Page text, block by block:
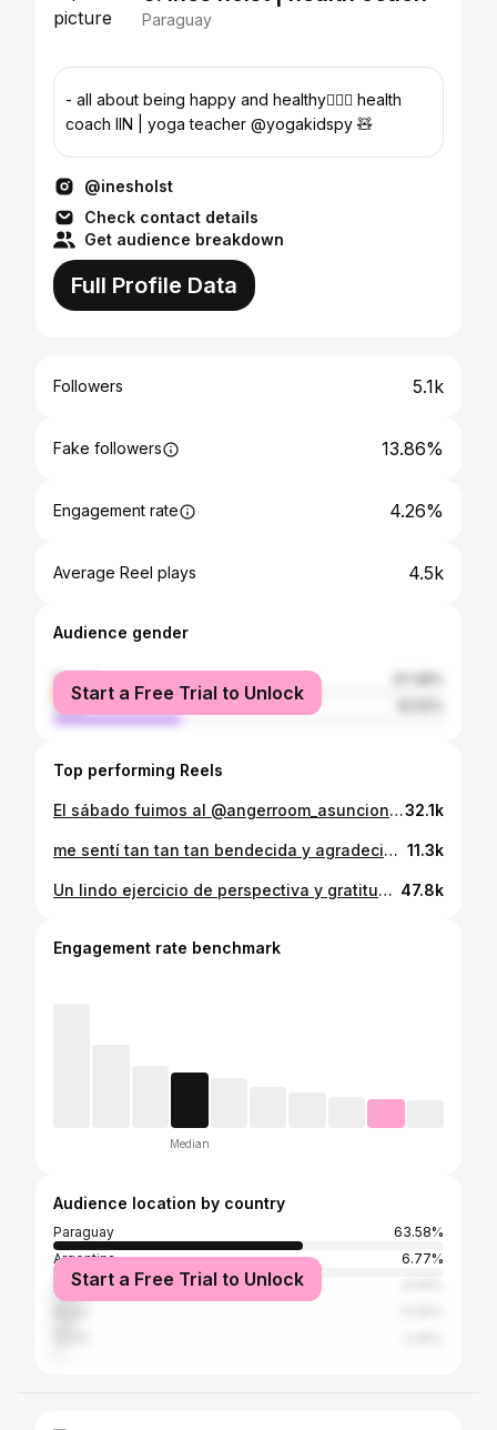
Paraguay
- all about being happy and healthy🧚🏼‍♀️ health
coach IIN | yoga teacher @yogakidspy 🧸
@inesholst
Check contact details
Get audience breakdown
Full Profile Data
Followers 5.1k
Fake followers 13.86%
Engagement rate 4.26%
Average Reel plays 4.5k
Audience gender
female
male
Start a Free Trial to Unlock
Top performing Reels
El sábado fuimos al @angerroom_asuncion ❤️‍🔥😤 a romper toooodo escuchar Olivia Rodrigo y soltar tooodas las tensiones, rabia y estrés!! 🧚🏼‍♀️😌✌🏼☮️🕊️ Pero fuera de bola esta bueniiisimo para liberar tensiones, emociones fuertes y regular un poco el sistema nervioso!! #regulacionemocional 🤣🤣 #angerroom #rageroom #angerroompy #stressrelief #paraguay #asuncion #angerroom #angerrompy #stressrelief #regulacionemocional #rageroom #soltar32.1k
me sentí tan tan tan bendecida y agradecida 🥹😭❤️‍🩹#costarica #solotravel #viajedemochilero #viralreels #lafortuna #volcanarenal 11.3k
Un lindo ejercicio de perspectiva y gratitud :)⁣ ⁣ #gratitud #journaling #fyp 47.8k
Engagement rate benchmark
Median
Audience location by country
Paraguay
63.58%
Argentina
6.77%
United States
Start a Free Trial to Unlock